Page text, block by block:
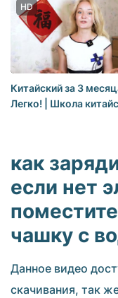
HD
Китайский за 3
Легко! | Школа
как
если нет
чашку с
Данное видео
скачивания, так